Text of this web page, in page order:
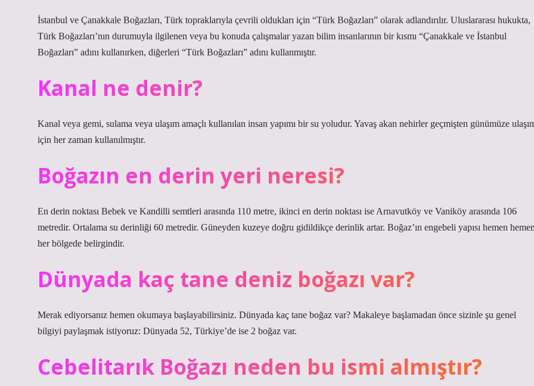
İstanbul ve Çanakkale Boğazları, Türk topraklarıyla çevrili oldukları için “Türk Boğazları” olarak adlandırılır. Uluslararası hukukta,
Türk Boğazları’nın durumuyla ilgilenen veya bu konuda çalışmalar yazan bilim insanlarının bir kısmı “Çanakkale ve İstanbul
Boğazları” adını kullanırken, diğerleri “Türk Boğazları” adını kullanmıştır.
Kanal ne denir?
Kanal veya gemi, sulama veya ulaşım amaçlı kullanılan insan yapımı bir su yoludur. Yavaş akan nehirler geçmişten günümüze
için her zaman kullanılmıştır.
Boğazın en derin yeri neresi?
En derin noktası Bebek ve Kandilli semtleri arasında 110 metre, ikinci en derin noktası ise Arnavutköy ve Vaniköy arasında 106
metredir. Ortalama su derinliği 60 metredir. Güneyden kuzeye doğru gidildikçe derinlik artar. Boğaz’ın engebeli yapısı hemen
her bölgede belirgindir.
Dünyada kaç tane deniz boğazı var?
Merak ediyorsanız hemen okumaya başlayabilirsiniz. Dünyada kaç tane boğaz var? Makaleye başlamadan önce sizinle şu genel
bilgiyi paylaşmak istiyoruz: Dünyada 52, Türkiye’de ise 2 boğaz var.
Cebelitarık Boğazı neden bu ismi almıştır?